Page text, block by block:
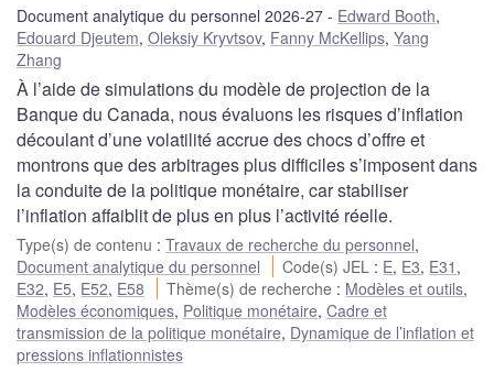
Document analytique du personnel 2026-27 Edward Booth,
Edouard Djeutem, Oleksiy Kryvtsov, Fanny McKellips, Yang
Zhang
À l’aide de simulations du modèle de projection de la
Banque du Canada, nous évaluons les risques d’inflation
découlant d’une volatilité accrue des chocs d’offre et
montrons que des arbitrages plus difficiles s’imposent dans
la conduite de la politique monétaire, car stabiliser
l’inflation affaiblit de plus en plus l’activité réelle.
Type(s) de contenu : Travaux de recherche du personnel,
Document analytique du personnel
Code(s) JEL : E, E3, E31 ,
E32, E5, E52, E58 Thème(s) de recherche : Modèles et outils,
Modèles économiques, Politique monétaire, Cadre et
transmission de la politique monétaire, Dynamique de l’inflation et
pressions inflationnistes